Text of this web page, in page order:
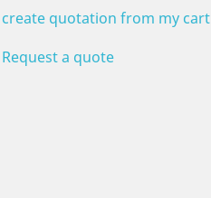
create quotation from my cart
Request a quote